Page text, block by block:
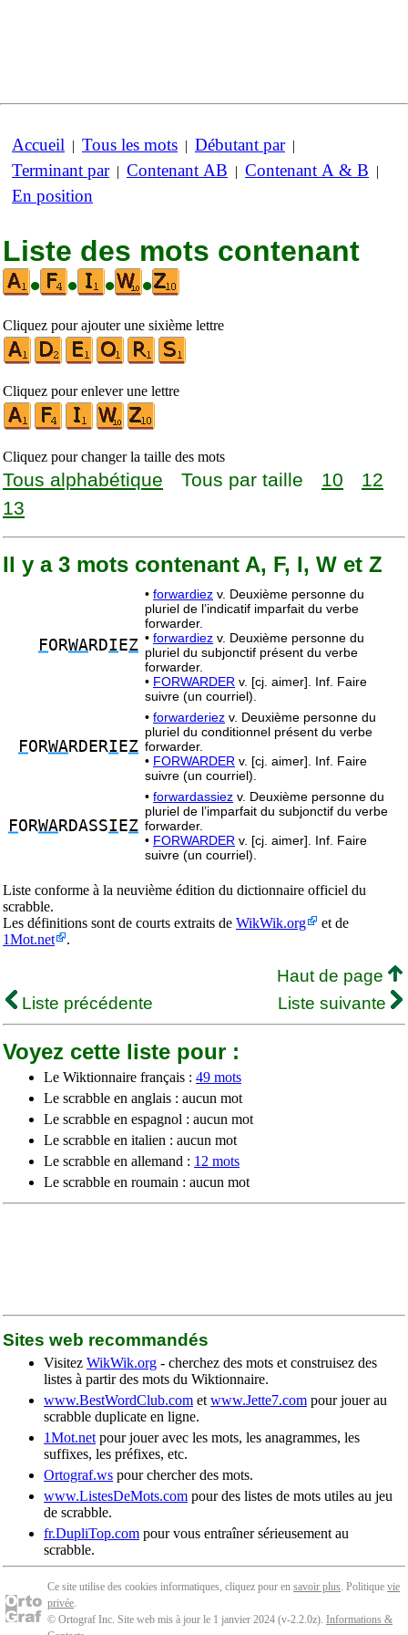
Accueil | Tous les mots | Débutant par|
Terminant par| Contenant AB | Contenant A & B |
En position
Liste des mots contenant
•
• • •
Cliquez pour ajouter une sixième lettre
Cliquez pour enlever une lettre
Cliquez pour changer la taille des mots
Tous alphabétique Tous par taille 10
12
13
Il y a 3 mots contenant A, F, I, W et Z
FORWARDI EZ
• forwardiez v. Deuxième personne du
pluriel de l’indicatif imparfait du verbe
forwarder.
• forwardiez v. Deuxième personne du
pluriel du subjonctif présent du verbe
forwarder.
• FORWARDER v. [cj. aimer]. Inf. Faire
suivre (un courriel).
FORWARDERI EZ
• forwarderiez v. Deuxième personne du
pluriel du conditionnel présent du verbe
forwarder.
• FORWARDER v. [cj. aimer]. Inf. Faire
suivre (un courriel).
FORWARDASSI EZ
• forwardassiez v. Deuxième personne du
pluriel de l’imparfait du subjonctif du verbe
forwarder.
• FORWARDER v. [cj. aimer]. Inf. Faire
suivre (un courriel).
Liste conforme à la neuvième édition du dictionnaire officiel du
scrabble.
Les définitions sont de courts extraits de WikWik.org
et de
1Mot.net
.
Haut de page
Liste précédente
Liste suivante
Voyez cette liste pour :
Le Wiktionnaire français : 49 mots
Le scrabble en anglais : aucun mot
Le scrabble en espagnol : aucun mot
Le scrabble en italien : aucun mot
Le scrabble en allemand : 12 mots
Le scrabble en roumain : aucun mot
Sites web recommandés
Visitez WikWik.org - cherchez des mots et construisez des
listes à partir des mots du Wiktionnaire.
www.BestWordClub.com et www.Jette7.com pour jouer au
scrabble duplicate en ligne.
1Mot.net pour jouer avec les mots, les anagrammes, les
suffixes, les préfixes, etc.
Ortograf.ws pour chercher des mots.
www.ListesDeMots.com pour des listes de mots utiles au jeu
de scrabble.
fr.DupliTop.com pour vous entraîner sérieusement au
scrabble.
Ce site utilise des cookies informatiques, cliquez pour en savoir plus. Politique vie
privée.
© Ortograf Inc. Site web mis à jour le 1 janvier 2024 (v-2.2.0z). Informations &